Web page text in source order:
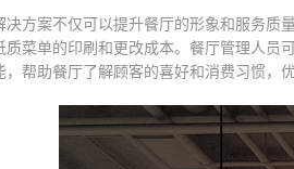
决方案不仅可以提升餐厅的形象和服务质
质菜单的印刷和更改成本。餐厅管理人员
帮助餐厅了解顾客的喜好和消费习惯，